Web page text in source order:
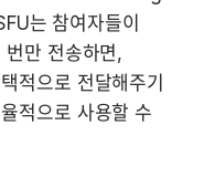
는 참여자들이
만 전송하면,
적으로 전달해주기
적으로 사용할 수